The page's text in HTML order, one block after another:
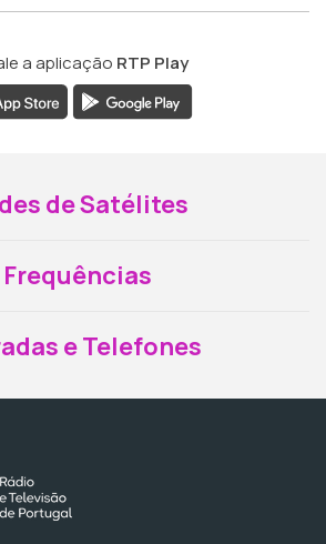
a aplicação RTP Play
de Satélites
Frequências
e Telefones